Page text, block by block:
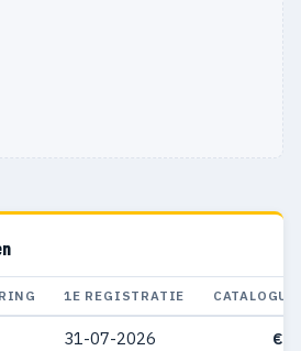
1E REGISTRATIE
31-07-2026 €